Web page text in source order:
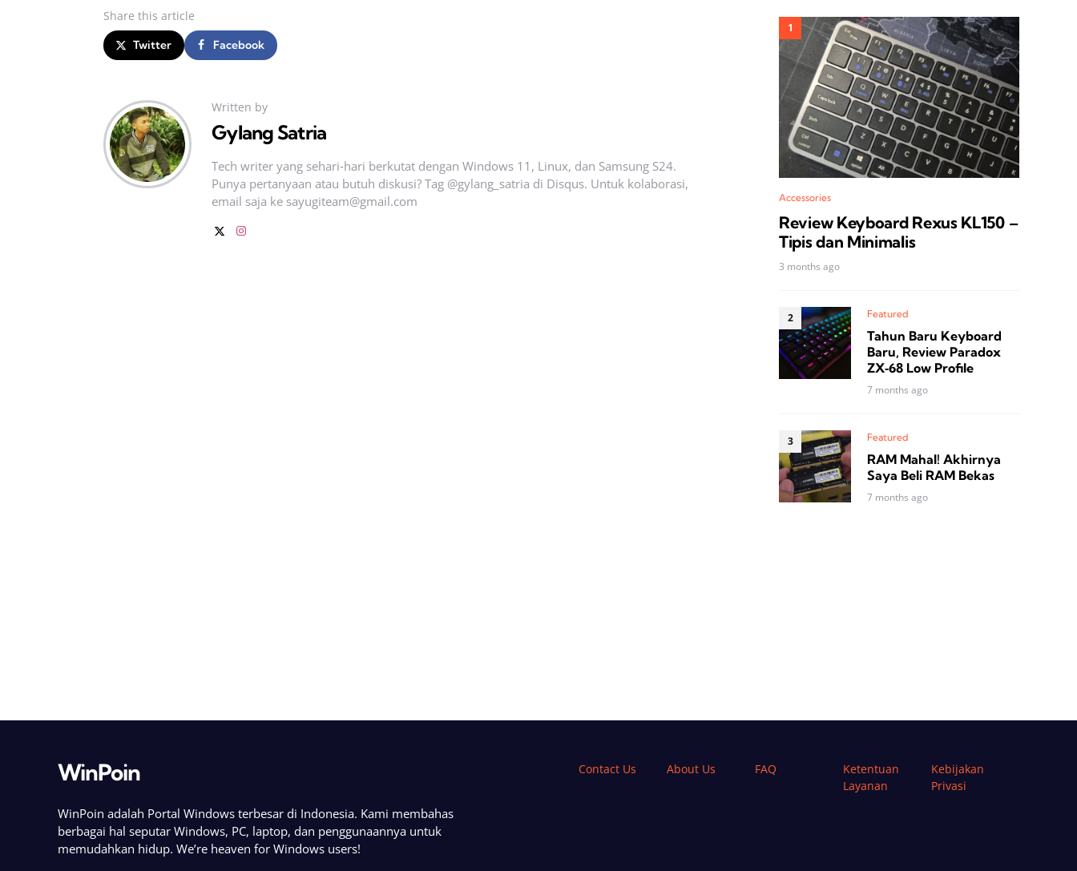
Share this article
Twitter Facebook
Written by
Gylang Satria
Tech writer yang sehari‑hari berkutat dengan Windows 11, Linux, dan Samsung S24.
Punya pertanyaan atau butuh diskusi? Tag @gylang_satria di Disqus. Untuk kolaborasi,
email saja ke sayugiteam@gmail.com Accessories
Review Keyboard Rexus KL150 –
Tipis dan Minimalis
3 months ago
Featured
Tahun Baru Keyboard
Baru, Review Paradox
ZX‑68 Low Profile
7 months ago
Featured
RAM Mahal! Akhirnya
Saya Beli RAM Bekas
7 months ago
WinPoin
WinPoin adalah Portal Windows terbesar di Indonesia. Kami membahas
berbagai hal seputar Windows, PC, laptop, dan penggunaannya untuk
memudahkan hidup. We’re heaven for Windows users!
Contact Us About Us FAQ
Ketentuan
Layanan
Kebijakan
Privasi